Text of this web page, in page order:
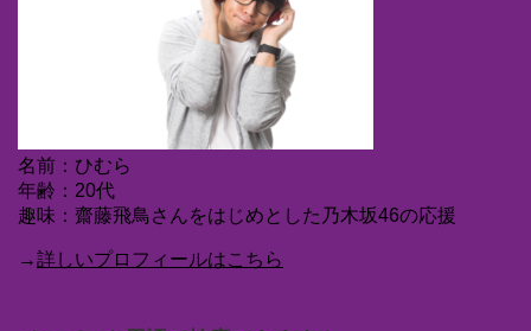
名前：ひむら
年齢：20代
趣味：齋藤飛鳥さんをはじめとした乃木坂46の応援
→詳しいプロフィールはこちら